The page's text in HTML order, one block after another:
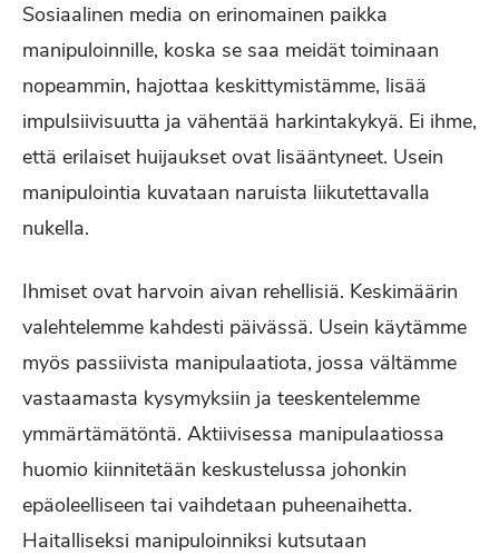
Sosiaalinen media on erinomainen paikka
manipuloinnille, koska se saa meidät toiminaan
nopeammin, hajottaa keskittymistämme, lisää
impulsiivisuutta ja vähentää harkintakykyä. Ei ihme,
että erilaiset huijaukset ovat lisääntyneet. Usein
manipulointia kuvataan naruista liikutettavalla
nukella.
Ihmiset ovat harvoin aivan rehellisiä. Keskimäärin
valehtelemme kahdesti päivässä. Usein käytämme
myös passiivista manipulaatiota, jossa vältämme
vastaamasta kysymyksiin ja teeskentelemme
ymmärtämätöntä. Aktiivisessa manipulaatiossa
huomio kiinnitetään keskustelussa johonkin
epäoleelliseen tai vaihdetaan puheenaihetta.
Haitalliseksi manipuloinniksi kutsutaan